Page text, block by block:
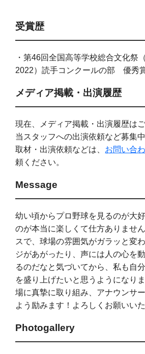
受賞歴
・第46回全国高等学校総合文化祭
2022）読手コンクールの部 優秀
メディア掲載・出演履歴
現在、メディア掲載・出演履歴は
当スタッフへの出演依頼など募集中
取材・出演依頼などは、 お問い合
頼ください。
Message
幼い頃からプロ野球を見るのが大
のが本当に楽しくて仕方ありませ
スで、球場の雰囲気がガラッと変
ジがあがったり、声には人の心を
るのだなと気づいてから、私も自
を盛り上げたいと思うようになり
場に真摯に取り組み、アナウンサ
よう励みます！よろしくお願いいた
Photogallery